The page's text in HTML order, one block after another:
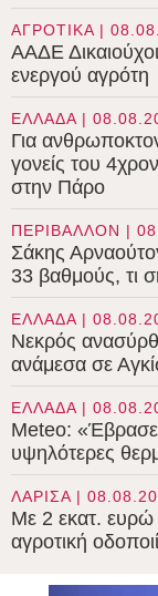
ΑΓΡΟΤΙΚΑ |
ΑΑΔΕ
ενεργού αγρότη
ΕΛΛΑΔΑ |
Για
γονείς του
στην Πάρο
ΠΕΡΙΒΑΛΛΟΝ |
Σάκης
33 βαθμούς, τι
ΕΛΛΑΔΑ |
Νεκρός
ανάμεσα σε
ΕΛΛΑΔΑ |
Meteo:
υψηλότερες
ΛΑΡΙΣΑ |
Με 2 εκατ. ευρώ
αγροτική